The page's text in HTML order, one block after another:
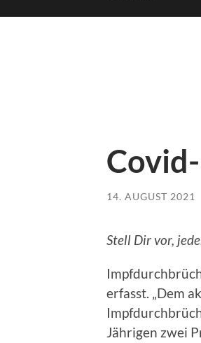
14. AUGUST 2021
Stell Dir vor,
erfasst. „Dem
Jährigen zwei